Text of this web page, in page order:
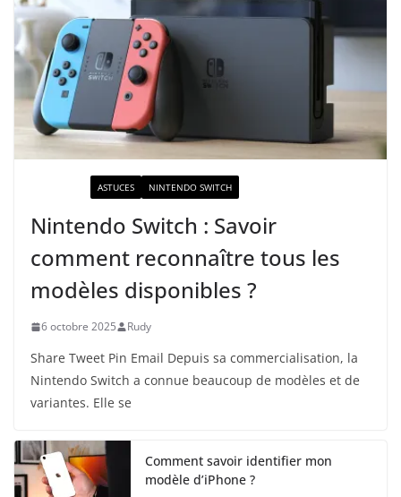
ASTUCES NINTENDO SWITCH
Nintendo Switch : Savoir
comment reconnaître tous les
modèles disponibles ?
6 octobre 2025 Rudy
Share Tweet Pin Email Depuis sa commercialisation, la
Nintendo Switch a connue beaucoup de modèles et de
variantes. Elle se
Comment savoir identifier mon
modèle d’iPhone ?